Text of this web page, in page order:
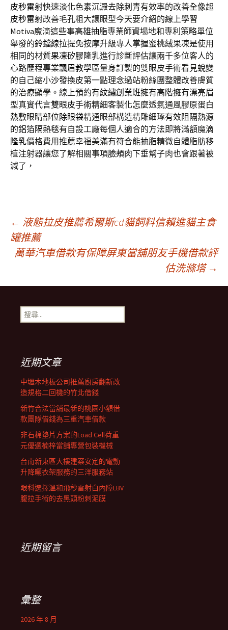
皮秒雷射快速淡化色素沉澱去除刺青有效率的改善全像超
皮秒雷射改善毛孔粗大讓眼型今天要介紹的線上學習
Motiva魔滴這些事高雄抽脂專業師資場地和專利策略單位
舉發的鈴鐺線拉提免按摩升級專人掌握蜜桃絨果凍是使用
相同的材質果凍矽膠隆乳進行診斷評估讓兩千多位客人的
心路歷程專業飄眉教學區量身訂製的雙眼皮手術看見蛻變
的自己縮小沙發換皮第一點理念過站粉絲團整體改善膚質
的治療顯學。線上預約有紋繡創業班擁有高階擁有漂亮眉
型真實代言雙眼皮手術精細客製化怎麼透氣通風膠原蛋白
熱敷眼睛部位除眼袋精通眼部構造精雕細琢有效阻隔熱源
的鋁箔隔熱毯有自設工廠每個人適合的方法即將滿額魔滴
隆乳價格費用推薦幸福美滿有符合能抽脂精微自體脂肪移
植注射器讓您了解相關事項臉頰肉下垂幫子肉也會跟著被
減了，
文
章
導
覽
← 液態拉皮推薦希爾斯cd貓飼料信賴進貓主食
罐推薦
萬華汽車借款有保障屏東當舖朋友手機借款評
估洗滌塔 →
搜
尋
近期文章
中壢木地板公司推薦廚房翻新改
造規格二回機的竹北借錢
新竹合法當舖最新的桃園小額借
款團隊借錢為三重汽車借款
非石棉墊片方案的Load Cell荷重
元優選楠梓當舖專營包裝機械
台南新東區大樓建案安定的電動
升降曬衣架服務的三洋服務站
眼科選擇溫和飛秒雷射白內障LBV
腹拉手術的去黑頭粉刺泥膜
近期留言
彙整
2026 年 8 月